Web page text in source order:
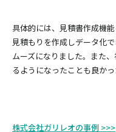
具体的には、見積書作成機
見積もりを作成しデータ化
ムーズになりました。また
るようになったことも良か
株式会社ガリレオの事例 >>>